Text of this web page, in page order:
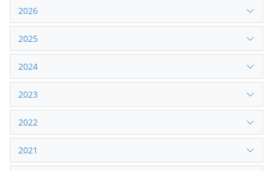
2026
2025
2024
2023
2022
2021